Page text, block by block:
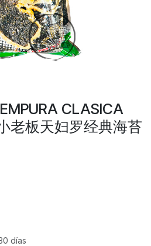
CLASICA
老板天妇罗经典海苔
días